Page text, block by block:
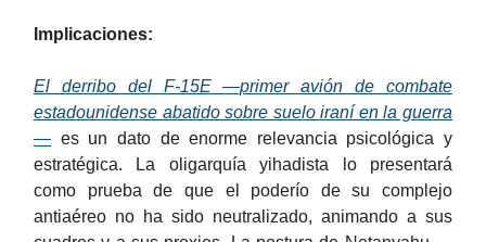
Implicaciones:
El derribo del F-15E —primer avión de combate
estadounidense abatido sobre suelo iraní en la guerra
— es un dato de enorme relevancia psicológica y
estratégica. La oligarquía yihadista lo presentará
como prueba de que el poderío de su complejo
antiaéreo no ha sido neutralizado, animando a sus